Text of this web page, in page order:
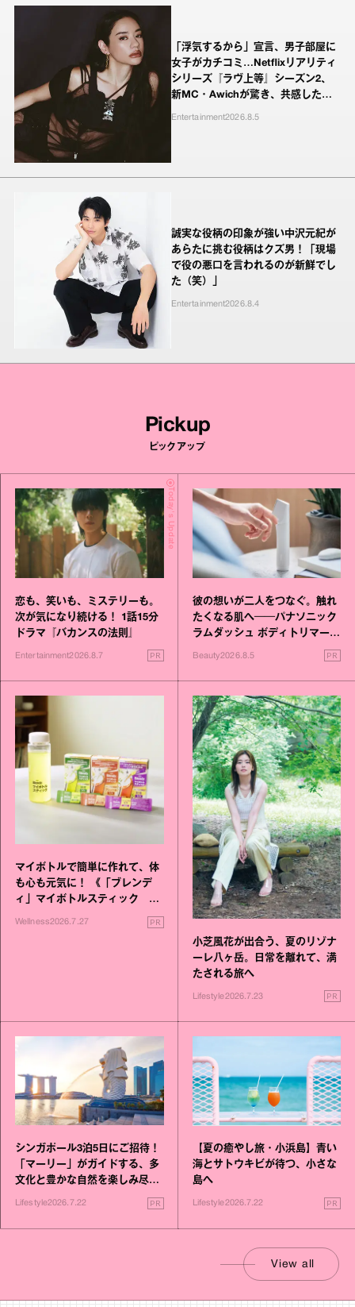
「浮気するから」宣言、男子部屋に
女子がカチコミ…Netflixリアリティ
シリーズ『ラヴ上等』シーズン2、
新MC・Awichが驚き、共感したヤ
Entertainment2026.8.5
誠実な役柄の印象が強い中沢元紀が
あらたに挑む役柄はクズ男！「現場
で役の悪口を言われるのが新鮮でし
た（笑）」
Entertainment2026.8.4
Pickup
ピックアップ
Today's Update
恋も、笑いも、ミステリーも。
次が気になり続ける！ 1話15分
ドラマ『バカンスの法則』
Entertainment2026.8.7 PR
彼の想いが二人をつなぐ。触れ
たくなる肌へ──パナソニック
ラムダッシュ ボディトリマーが
Beauty2026.8.5 PR
マイボトルで簡単に作れて、体
も心も元気に！ 《「ブレンデ
ィ」マイボトルスティック い
いこと毎日》シリーズが誕生
Wellness2026.7.27 PR
小芝風花が出合う、夏のリゾナ
ーレ八ヶ岳。日常を離れて、満
たされる旅へ
Lifestyle2026.7.23 PR
シンガポール3泊5日にご招待！
「マーリー」がガイドする、多
文化と豊かな自然を楽しみ尽く
Lifestyle2026.7.22 PR
【夏の癒やし旅・小浜島】青い
海とサトウキビが待つ、小さな
島へ
Lifestyle2026.7.22 PR
View all